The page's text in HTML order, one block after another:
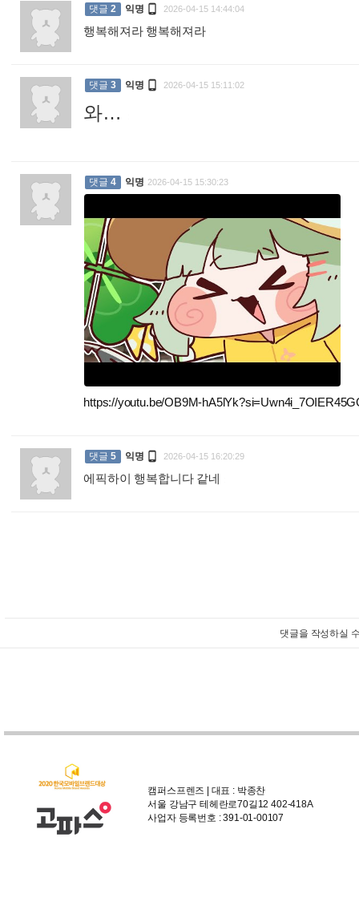
댓글 2 익명  2026-04-15 14:44:04
행복해져라 행복해져라
댓글 3 익명  2026-04-15 15:11:02
와…
댓글 4 익명 2026-04-15 15:30:23
https://youtu.be/OB9M-
댓글 5 익명  2026-04-15 16:20:29
에픽하이 행복합니다 같네
댓글을 작성하실
캠퍼스프렌즈 | 대표 : 박종찬
서울 강남구 테헤란로70길12 402-418A
사업자 등록번호 : 391-01-00107